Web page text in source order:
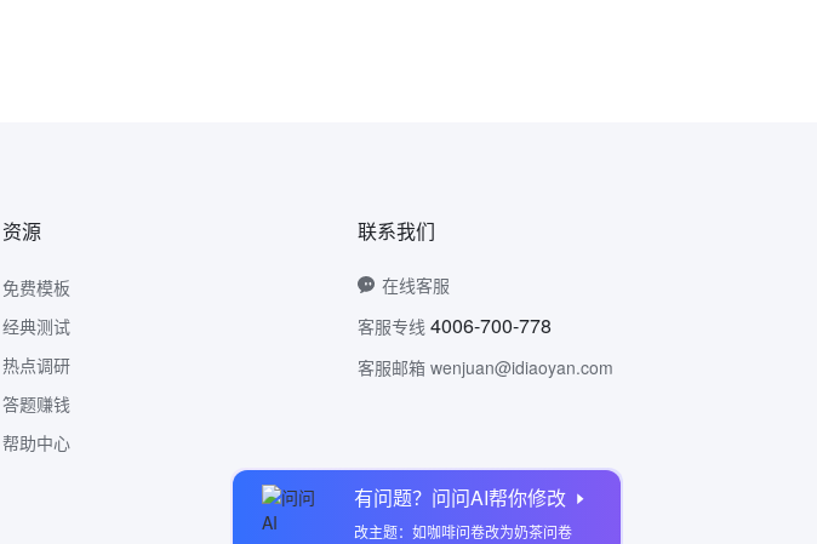
有问题？问问AI帮你修改
改主题：如咖啡问卷改为奶茶问卷
资源
免费模板
经典测试
热点调研
答题赚钱
帮助中心
联系我们
在线客服
客服专线 4006-700-778
客服邮箱 wenjuan@idiaoyan.com
问卷网公众号